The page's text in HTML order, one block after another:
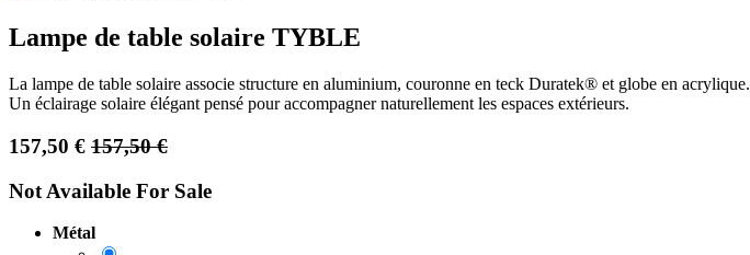
Lampe de table solaire TYBLE
La lampe de table solaire associe structure en aluminium, couronne en teck Duratek® et globe en acrylique.
Un éclairage solaire élégant pensé pour accompagner naturellement les espaces extérieurs.
157,50 € 157,50€
Not Available For Sale
Métal